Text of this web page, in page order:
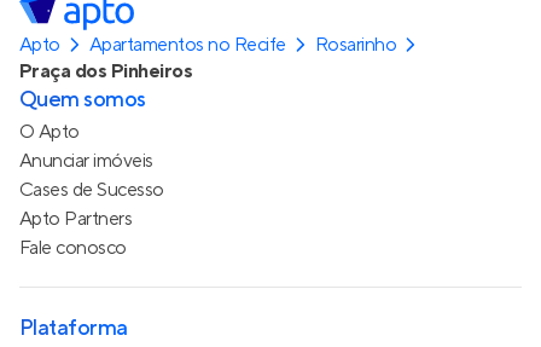
Apto Apartamentos no Recife
Rosarinho
Praça dos Pinheiros
Quem somos
O Apto
Anunciar imóveis
Cases de Sucesso
Apto Partners
Fale conosco
Plataforma